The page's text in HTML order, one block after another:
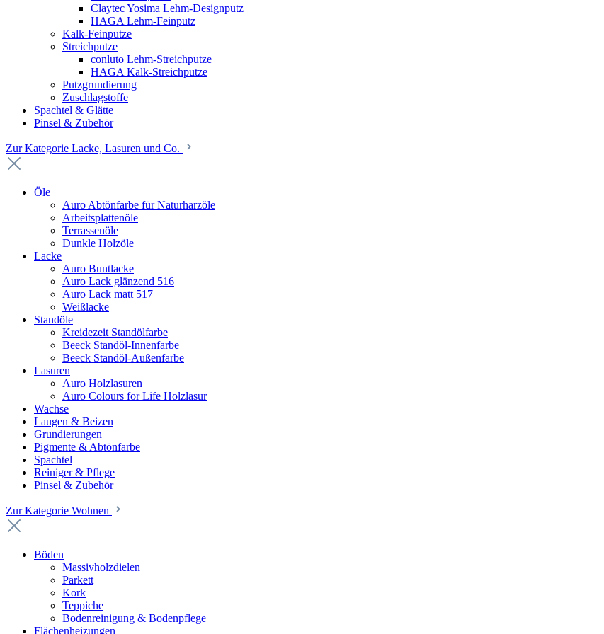
Claytec Yosima Lehm-Designputz
HAGA Lehm-Feinputz
Kalk-Feinputze
Streichputze
conluto Lehm-Streichputze
HAGA Kalk-Streichputze
Putzgrundierung
Zuschlagstoffe
Spachtel & Glätte
Pinsel & Zubehör
Zur Kategorie Lacke, Lasuren und Co.
Öle
Auro Abtönfarbe für Naturharzöle
Arbeitsplattenöle
Terrassenöle
Dunkle Holzöle
Lacke
Auro Buntlacke
Auro Lack glänzend 516
Auro Lack matt 517
Weißlacke
Standöle
Kreidezeit Standölfarbe
Beeck Standöl-Innenfarbe
Beeck Standöl-Außenfarbe
Lasuren
Auro Holzlasuren
Auro Colours for Life Holzlasur
Wachse
Laugen & Beizen
Grundierungen
Pigmente & Abtönfarbe
Spachtel
Reiniger & Pflege
Pinsel & Zubehör
Zur Kategorie Wohnen
Böden
Massivholzdielen
Parkett
Kork
Teppiche
Bodenreinigung & Bodenpflege
Flächenheizungen